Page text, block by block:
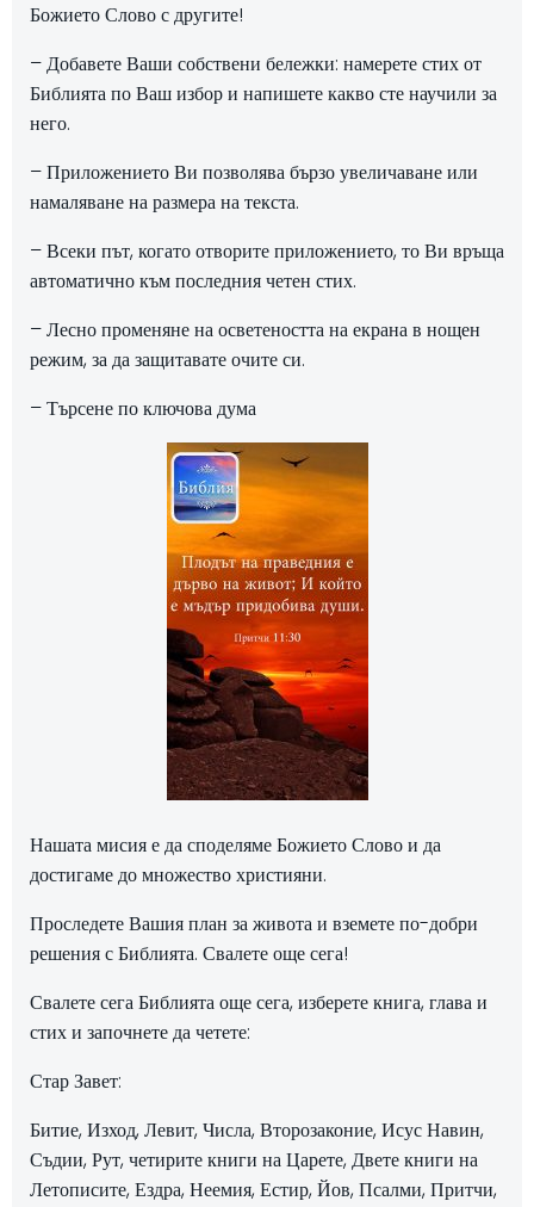
Божието Слово с другите!
– Добавете Ваши собствени бележки: намерете стих от
Библията по Ваш избор и напишете какво сте научили за
него.
– Приложението Ви позволява бързо увеличаване или
намаляване на размера на текста.
– Всеки път, когато отворите приложението, то Ви връща
автоматично към последния четен стих.
– Лесно променяне на осветеността на екрана в нощен
режим, за да защитавате очите си.
– Търсене по ключова дума
Нашата мисия е да споделяме Божието Слово и да
достигаме до множество християни.
Проследете Вашия план за живота и вземете по-добри
решения с Библията. Свалете още сега!
Свалете сега Библията още сега, изберете книга, глава и
стих и започнете да четете:
Стар Завет:
Битие, Изход, Левит, Числа, Второзаконие, Исус Навин,
Съдии, Рут, четирите книги на Царете, Двете книги на
Летописите, Ездра, Неемия, Естир, Йов, Псалми, Притчи,